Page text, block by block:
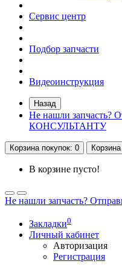
Сервис центр
Подбор запчасти
Видеоинструкция
Назад
Не нашли запчасть?
КОНСУЛЬТАНТУ
Корзинапокупок: 0 Корзина
В корзине пусто!
Не нашли запчасть?
Закладки0
Личный кабинет
Авторизация
Регистрация